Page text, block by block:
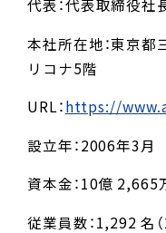
代表：代表取締役社
本社所在地：東京
リコナ5階
URL：https://
設立年：2006年3月
資本金：10億 2,665
従業員数：1,292 名